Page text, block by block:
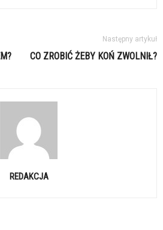
Następny artykuł
CO ZROBIĆ ŻEBY KOŃ ZWOLNIŁ?
REDAKCJA